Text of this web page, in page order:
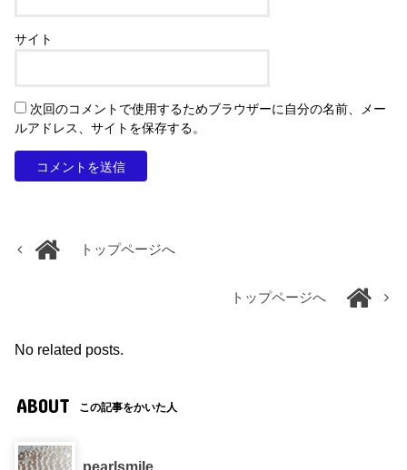
サイト
次回のコメントで使用するためブラウザーに自分の名前、メー
ルアドレス、サイトを保存する。
トップページへ
トップページへ
No related posts.
ABOUT この記事をかいた人
pearlsmile